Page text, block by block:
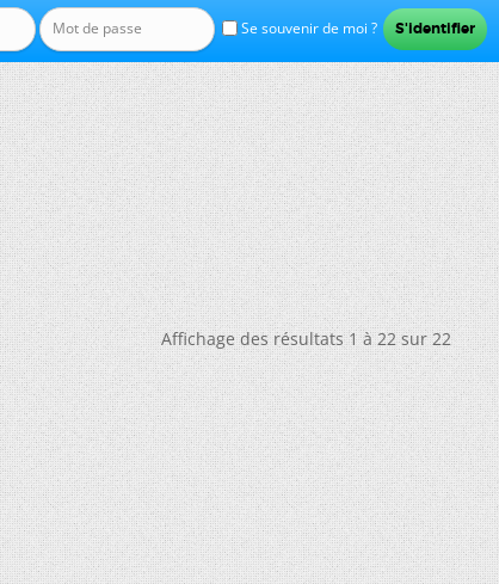
Se souvenir de moi ?
Affichage des résultats 1 à 22 sur 22